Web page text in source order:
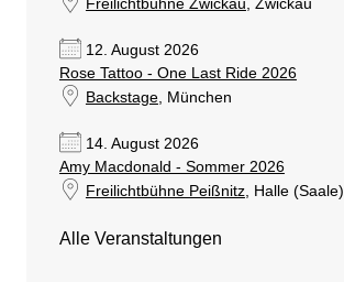
Freilichtbühne Zwickau, Zwickau
12. August 2026
Rose Tattoo - One Last Ride 2026
Backstage, München
14. August 2026
Amy Macdonald - Sommer 2026
Freilichtbühne Peißnitz, Halle (Saale)
Alle Veranstaltungen